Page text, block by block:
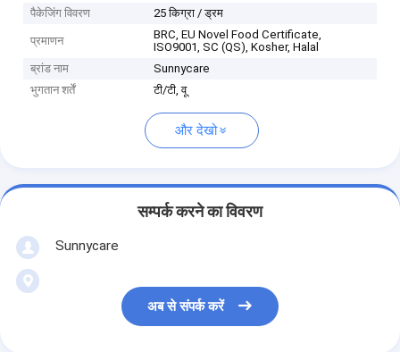
पैकेजिंग विवरण
25 किग्रा / ड्रम
प्रमाणन
BRC, EU Novel Food Certificate,
ISO9001, SC (QS), Kosher, Halal
ब्रांड नाम
Sunnycare
भुगतान शर्तें
टी/टी, वू
और देखो
सम्पर्क करने का विवरण
Sunnycare
अब से संपर्क करें